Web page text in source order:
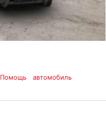
Помощь автомобиль